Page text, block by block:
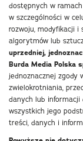
dostępnych w
w szczególności w
rozwoju, modyfikacji i
algorytmów lub
uprzedniej,
Burda Media Polska
jednoznacznej zgody
zwielokrotniania,
danych lub informacji
wszystkich jego
treści, danych i